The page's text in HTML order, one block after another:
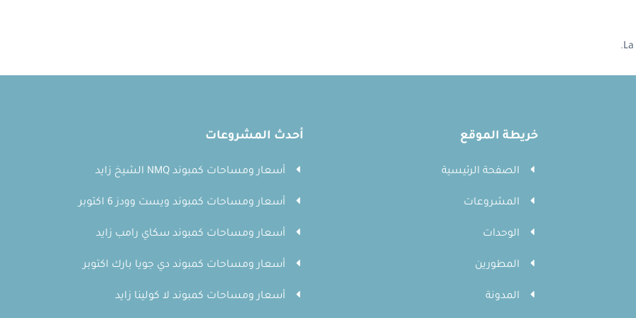
خريطة الموقع
الصفحة الرئيسية
المشروعات
الوحدات
المطورين
المدونة
أحدث المشروعات
أسعار ومساحات كمبوند NMQ الشيخ زايد
أسعار ومساحات كمبوند ويست وودز 6 اكتوبر
أسعار ومساحات كمبوند سكاي رامب زايد
أسعار ومساحات كمبوند دي جويا بارك اكتوبر
أسعار ومساحات كمبوند لا كولينا زايد